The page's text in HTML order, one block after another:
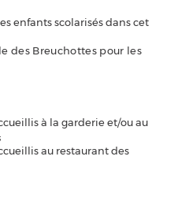
enfants scolarisés dans cet
des Breuchottes pour les
à la garderie et/ou au
au restaurant des